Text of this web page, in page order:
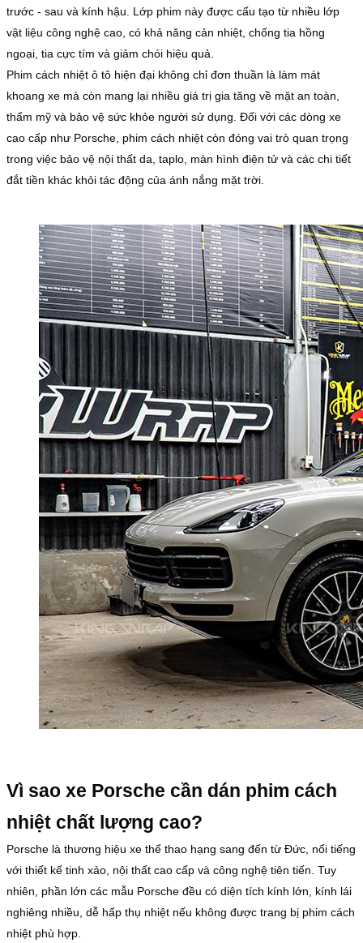
trước - sau và kính hậu. Lớp phim này được cấu tạo từ nhiều lớp
vật liệu công nghệ cao, có khả năng cản nhiệt, chống tia hồng
ngoại, tia cực tím và giảm chói hiệu quả.
Phim cách nhiệt ô tô hiện đại không chỉ đơn thuần là làm mát
khoang xe mà còn mang lại nhiều giá trị gia tăng về mặt an toàn,
thẩm mỹ và bảo vệ sức khỏe người sử dụng. Đối với các dòng xe
cao cấp như Porsche, phim cách nhiệt còn đóng vai trò quan trọng
trong việc bảo vệ nội thất da, taplo, màn hình điện tử và các chi tiết
đắt tiền khác khỏi tác động của ánh nắng mặt trời.
Vì sao xe Porsche cần dán phim cách
nhiệt chất lượng cao?
Porsche là thương hiệu xe thể thao hạng sang đến từ Đức, nổi tiếng
với thiết kế tinh xảo, nội thất cao cấp và công nghệ tiên tiến. Tuy
nhiên, phần lớn các mẫu Porsche đều có diện tích kính lớn, kính lái
nghiêng nhiều, dễ hấp thụ nhiệt nếu không được trang bị phim cách
nhiệt phù hợp.